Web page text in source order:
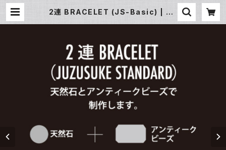
2連 BRACELET (JS-Basic) | JU